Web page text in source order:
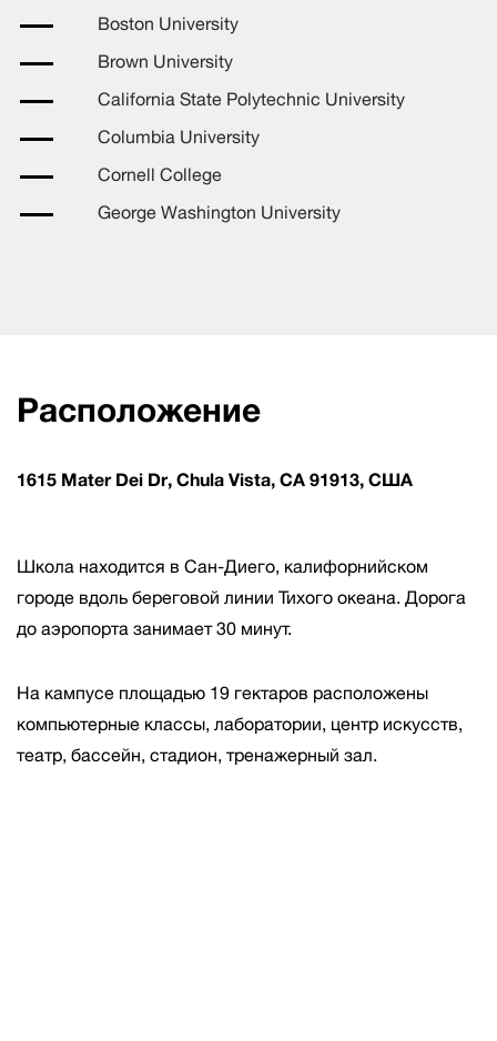
Boston University
Brown University
California State Polytechnic University
Columbia University
Cornell College
George Washington University
Расположение
1615 Mater Dei Dr, Chula Vista, CA 91913, США
Школа находится в Сан-Диего, калифорнийском
городе вдоль береговой линии Тихого океана. Дорога
до аэропорта занимает 30 минут.
На кампусе площадью 19 гектаров расположены
компьютерные классы, лаборатории, центр искусств,
театр, бассейн, стадион, тренажерный зал.